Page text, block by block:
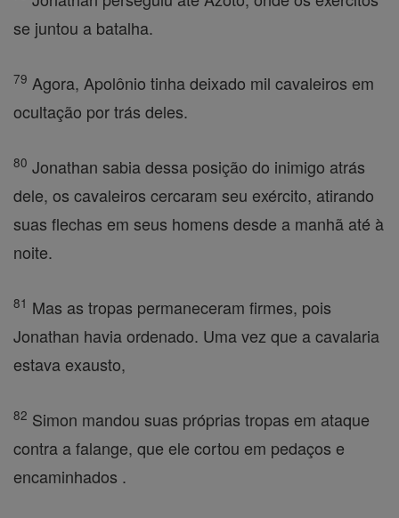
se juntou a batalha.
79 Agora, Apolônio tinha deixado mil cavaleiros em
ocultação por trás deles.
80 Jonathan sabia dessa posição do inimigo atrás
dele, os cavaleiros cercaram seu exército, atirando
suas flechas em seus homens desde a manhã até à
noite.
81 Mas as tropas permaneceram firmes, pois
Jonathan havia ordenado. Uma vez que a cavalaria
estava exausto,
82 Simon mandou suas próprias tropas em ataque
contra a falange, que ele cortou em pedaços e
encaminhados .